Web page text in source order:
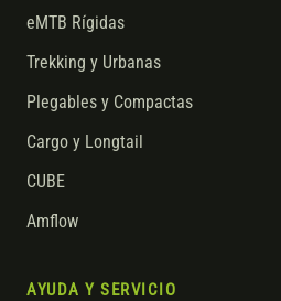
eMTB Rígidas
Trekking y Urbanas
Plegables y Compactas
Cargo y Longtail
CUBE
Amflow
AYUDA Y SERVICIO